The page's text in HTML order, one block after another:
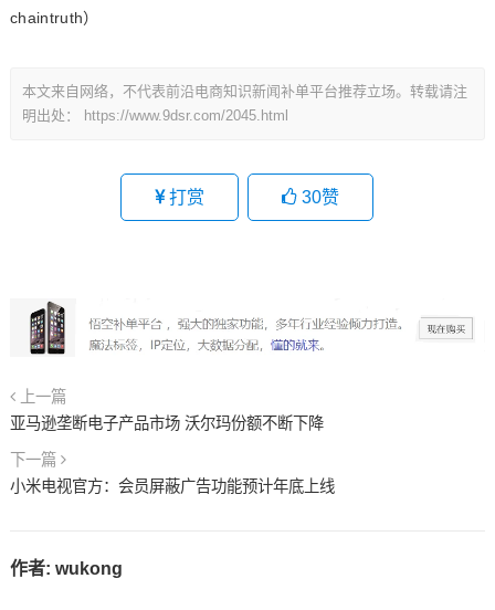
chaintruth）
本文来自网络，不代表前沿电商知识新闻补单平台推荐立场。转载请注
明出处：
https://www.9dsr.com/2045.html
打赏 30赞
上一篇
亚马逊垄断电子产品市场 沃尔玛份额不断下降
下一篇
小米电视官方：会员屏蔽广告功能预计年底上线
作者: wukong